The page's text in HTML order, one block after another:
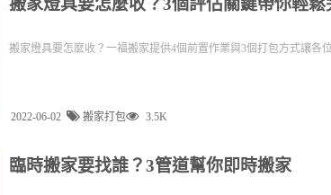
搬家燈具要怎麼收？3個評估關鍵帶你輕鬆
搬家燈具要怎麼收？一福搬家提供4個前置作業與3個打包方式讓各
2022-06-02 搬家打包 3.5K
臨時搬家要找誰？3管道幫你即時搬家